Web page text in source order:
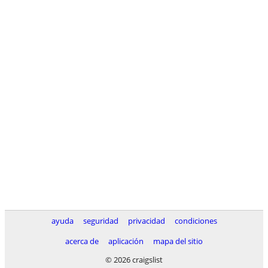
ayuda seguridad privacidad
condiciones
acerca de
aplicación
mapa del sitio
© 2026 craigslist